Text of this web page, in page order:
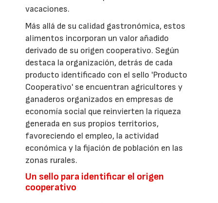
vacaciones.
Más allá de su calidad gastronómica, estos
alimentos incorporan un valor añadido
derivado de su origen cooperativo. Según
destaca la organización, detrás de cada
producto identificado con el sello 'Producto
Cooperativo' se encuentran agricultores y
ganaderos organizados en empresas de
economía social que reinvierten la riqueza
generada en sus propios territorios,
favoreciendo el empleo, la actividad
económica y la fijación de población en las
zonas rurales.
Un sello para identificar el origen
cooperativo